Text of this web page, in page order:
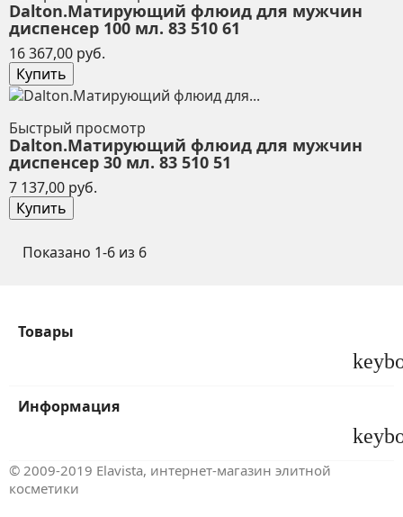
Dalton.Матирующий флюид для мужчин
диспенсер 100 мл. 83 510 61
16 367,00 руб.
Купить
Быстрый просмотр
Dalton.Матирующий флюид для мужчин
диспенсер 30 мл. 83 510 51
7 137,00 руб.
Купить
Показано 1-6 из 6
Товары
Информация
© 2009-2019 Elavista, интернет-магазин элитной
косметики